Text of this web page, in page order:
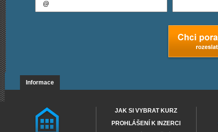
Informace
JAK SI VYBRAT KURZ
PROHLÁŠENÍ K INZERCI